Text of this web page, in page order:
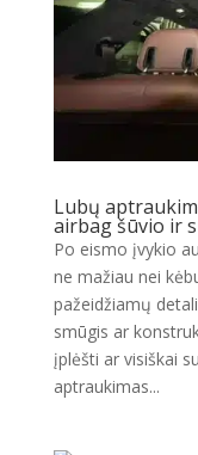
Lubų
airbag šūvio ir
Po eismo įvykio
ne mažiau nei
pažeidžiamų
smūgis ar
įplėšti ar visiškai
aptraukimas...